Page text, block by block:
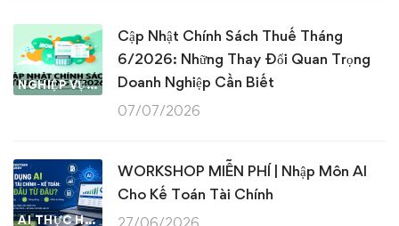
NGHIỆP VỤ KẾ TOÁN & THUẾ
Cập Nhật Chính Sách Thuế Tháng
6/2026: Những Thay Đổi Quan Trọng
Doanh Nghiệp Cần Biết
07/07/2026
AI THỰC HÀNH
WORKSHOP MIỄN PHÍ | Nhập Môn AI
Cho Kế Toán Tài Chính
27/06/2026